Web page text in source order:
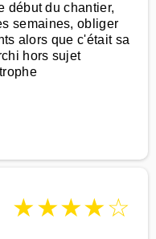
début du chantier,
semaines, obliger
alors que c'était sa
hors sujet
★★★★☆